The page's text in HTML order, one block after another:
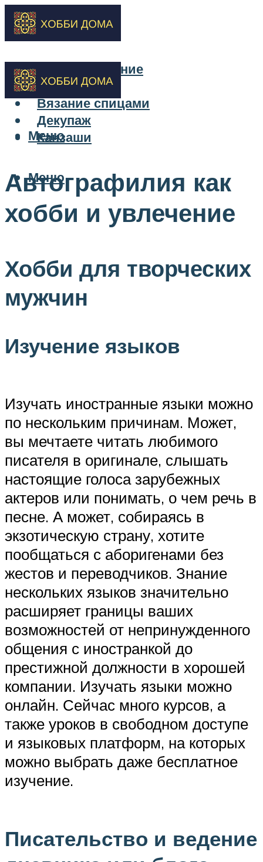
Бисероплетение
Вышивка
Вязание спицами
Декупаж
Канзаши
Меню
Меню
Автографилия как
хобби и увлечение
Хобби для творческих
мужчин
Изучение языков
Изучать иностранные языки можно
по нескольким причинам. Может,
вы мечтаете читать любимого
писателя в оригинале, слышать
настоящие голоса зарубежных
актеров или понимать, о чем речь в
песне. А может, собираясь в
экзотическую страну, хотите
пообщаться с аборигенами без
жестов и переводчиков. Знание
нескольких языков значительно
расширяет границы ваших
возможностей от непринужденного
общения с иностранкой до
престижной должности в хорошей
компании. Изучать языки можно
онлайн. Сейчас много курсов, а
также уроков в свободном доступе
и языковых платформ, на которых
можно выбрать даже бесплатное
изучение.
Писательство и ведение